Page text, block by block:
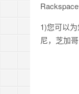
1)您可以
尼，芝加